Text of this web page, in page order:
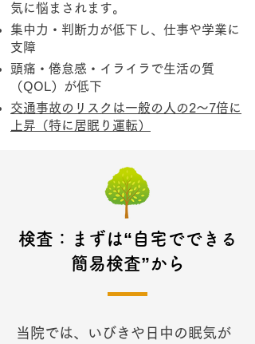
気に悩まされます。
集中力・判断力が低下し、仕事や学業に
支障
頭痛・倦怠感・イライラで生活の質
（QOL）が低下
交通事故のリスクは一般の人の2〜7倍に
上昇（特に居眠り運転）
検査：まずは“自宅でできる
簡易検査”から
当院では、いびきや日中の眠気が